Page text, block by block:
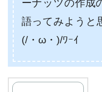
ーナッツの作成
語ってみようと
(/・ω・)/ﾜｰｲ